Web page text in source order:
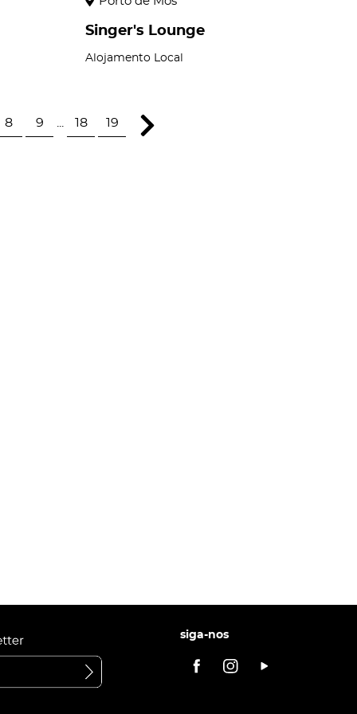
Singer's Lounge
Alojamento Local
8 9 18 19
siga-nos